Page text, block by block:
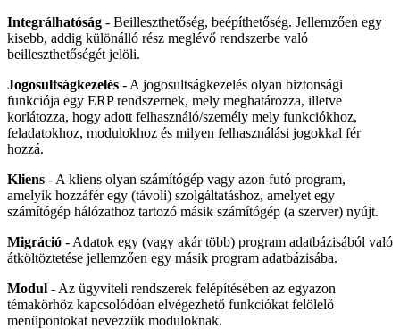
Integrálhatóság - Beilleszthetőség, beépíthetőség. Jellemzően egy
kisebb, addig különálló rész meglévő rendszerbe való
beilleszthetőségét jelöli.
Jogosultságkezelés - A jogosultságkezelés olyan biztonsági
funkciója egy ERP rendszernek, mely meghatározza, illetve
korlátozza, hogy adott felhasználó/személy mely funkciókhoz,
feladatokhoz, modulokhoz és milyen felhasználási jogokkal fér
hozzá.
Kliens - A kliens olyan számítógép vagy azon futó program,
amelyik hozzáfér egy (távoli) szolgáltatáshoz, amelyet egy
számítógép hálózathoz tartozó másik számítógép (a szerver) nyújt.
Migráció - Adatok egy (vagy akár több) program adatbázisából való
átköltöztetése jellemzően egy másik program adatbázisába.
Modul - Az ügyviteli rendszerek felépítésében az egyazon
témakörhöz kapcsolódóan elvégezhető funkciókat felölelő
menüpontokat nevezzük moduloknak.